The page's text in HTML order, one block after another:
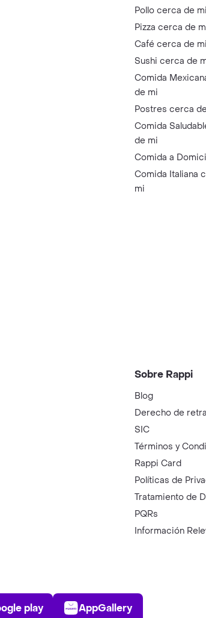
Pollo cerca de mi
Pizza cerca de
Café cerca de mi
Sushi cerca de
Comida
de mi
Postres cerca
Comida
de mi
Comida a
Comida Italiana
mi
Sobre Rappi
Blog
Derecho de
SIC
Términos y
Rappi Card
Políticas de
Tratamiento de
PQRs
Información
Play Store
play
AppGallery
AppGallery